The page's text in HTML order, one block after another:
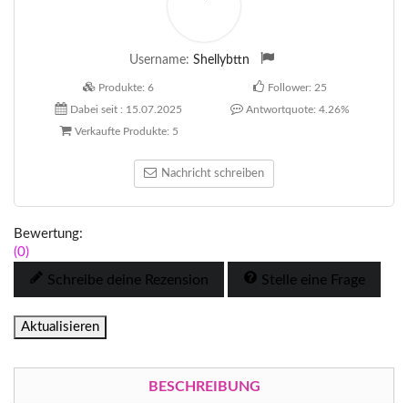
Username: Shellybttn
Produkte: 6 Follower: 25
Dabei seit : 15.07.2025 Antwortquote: 4.26%
Verkaufte Produkte: 5
Nachricht schreiben
Bewertung:
(0)
Schreibe deine Rezension Stelle eine Frage
BESCHREIBUNG